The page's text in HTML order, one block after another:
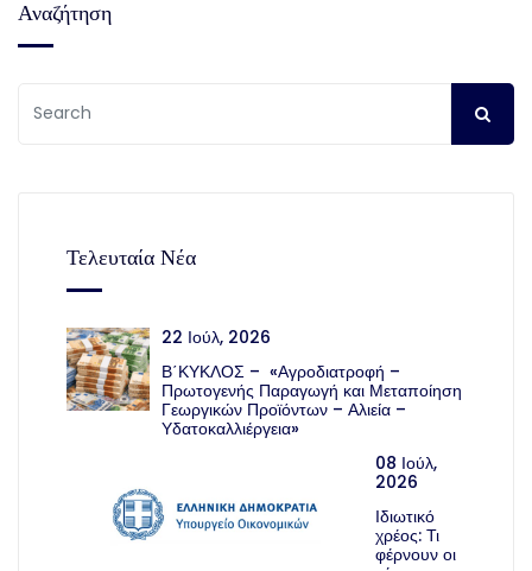
Αναζήτηση
Τελευταία Νέα
22 Ιούλ, 2026
Β΄ΚΥΚΛΟΣ – «Αγροδιατροφή –
Πρωτογενής Παραγωγή και Μεταποίηση
Γεωργικών Προϊόντων – Αλιεία –
Υδατοκαλλιέργεια»
08 Ιούλ,
2026
Ιδιωτικό
χρέος: Τι
φέρνουν οι